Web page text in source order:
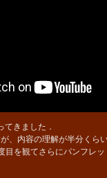
きました．
、内容の理解が半分くら
目を観てさらにパンフレ